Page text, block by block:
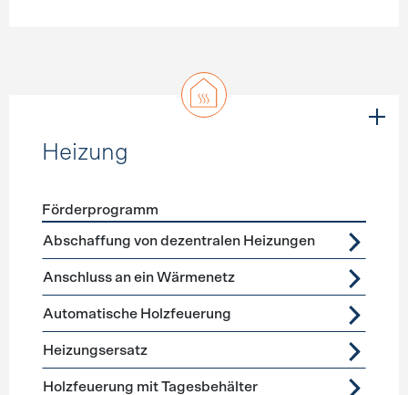
Heizung
Förderprogramme Heizung
Förderprogramm
Abschaffung von dezentralen Heizungen
Anschluss an ein Wärmenetz
Automatische Holzfeuerung
Heizungsersatz
Holzfeuerung mit Tagesbehälter